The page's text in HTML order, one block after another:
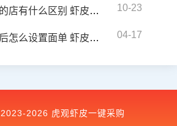
别 虾皮本土店好还是跨境店好 10-23
虾皮台湾站一件代发快递单怎么弄 04-17
2026 虎观虾皮一键采购